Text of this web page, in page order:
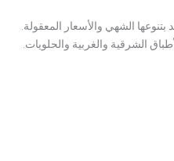
الشهي والأسعار المعقولة.
الشرقية والغربية والحلويات.